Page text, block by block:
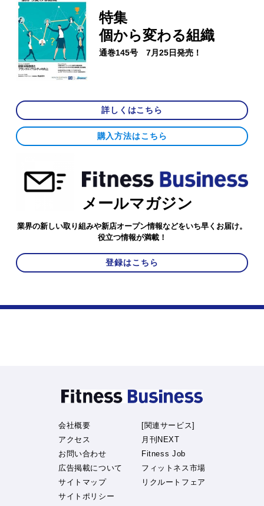
特集
個から変わる組織
通巻145号 7月25日発売！
詳しくはこちら
購入方法はこちら
メールマガジン
業界の新しい取り組みや新店オープン情報などをいち早くお届け。
役立つ情報が満載！
登録はこちら
会社概要
アクセス
お問い合わせ
広告掲載について
サイトマップ
サイトポリシー
[関連サービス]
月刊NEXT
Fitness Job
フィットネス市場
リクルートフェア